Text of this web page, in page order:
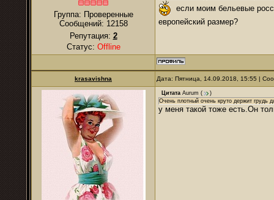
Группа: Проверенные
Сообщений: 12158
Репутация: 2
Статус: Offline
если моим бельевые
европейский размер?
krasavishna Дата: Пятница, 14.09.2018, 15:55 |
Цитата Aurum (
)
Очень плотный очень круто держит грудь
у меня такой тоже есть.Он